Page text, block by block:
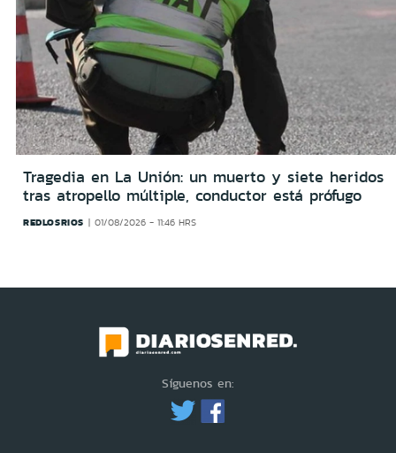
Tragedia en La Unión: un muerto y siete heridos
tras atropello múltiple, conductor está prófugo
REDLOSRIOS 01/08/2026 - 11:46 HRS
Síguenos en: